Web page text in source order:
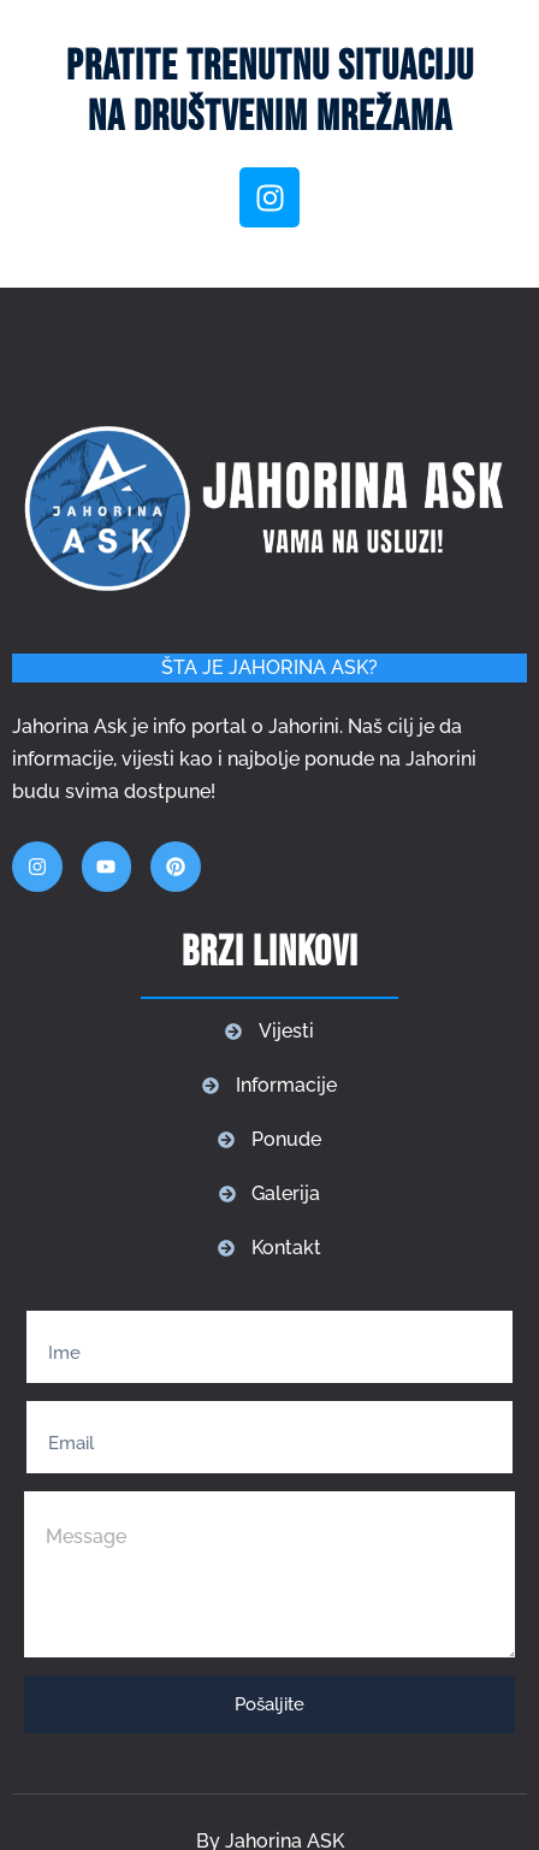
pratite trenutnu situaciju
na društvenim mrežama
ŠTA JE JAHORINA ASK?
Jahorina Ask je info portal o Jahorini. Naš cilj je da
informacije, vijesti kao i najbolje ponude na Jahorini
budu svima dostpune!
Brzi linkovi
Vijesti
Informacije
Ponude
Galerija
Kontakt
Pošaljite
By Jahorina ASK